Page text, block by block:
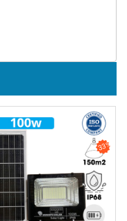
DÙNG LẦN VII - 2020
33%